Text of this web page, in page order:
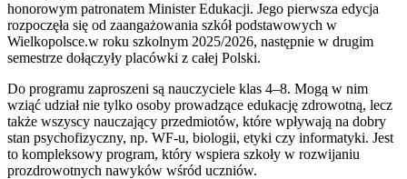
honorowym patronatem Minister Edukacji. Jego pierwsza edycja
rozpoczęła się od zaangażowania szkół podstawowych w
Wielkopolsce.w roku szkolnym 2025/2026, następnie w drugim
semestrze dołączyły placówki z całej Polski.
Do programu zaproszeni są nauczyciele klas 4–8. Mogą w nim
wziąć udział nie tylko osoby prowadzące edukację zdrowotną, lecz
także wszyscy nauczający przedmiotów, które wpływają na dobry
stan psychofizyczny, np. WF-u, biologii, etyki czy informatyki. Jest
to kompleksowy program, który wspiera szkoły w rozwijaniu
prozdrowotnych nawyków wśród uczniów.